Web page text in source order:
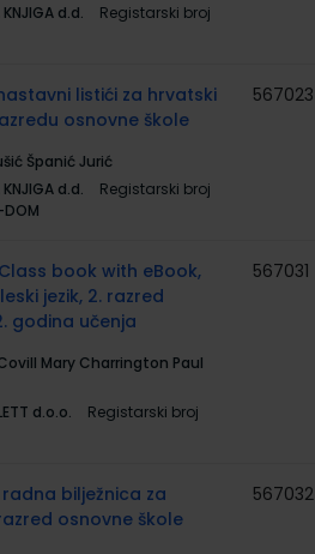
KNJIGA d.d.
Registarski broj
nastavni listići za hrvatski
osnovne škole
Španić Jurić
KNJIGA d.d.
Registarski broj
567023
Class book with eBook,
jezik, 2. razred
godina učenja
Mary Charrington Paul
d.o.o.
Registarski broj
567031
radna bilježnica za
osnovne škole
567032